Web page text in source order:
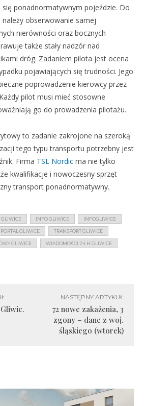
ponadnormatywnym pojeździe. Do
należy obserwowanie samej
nierówności oraz bocznych
także stały nadzór nad
dróg. Zadaniem pilota jest ocena
pojawiających się trudności. Jego
poprowadzenie kierowcy przez
pilot musi mieć stosowne
go do prowadzenia pilotażu.
to zadanie zakrojone na szeroką
tego typu transportu potrzebny jest
Firma TSL Nordic ma nie tylko
kwalifikacje i nowoczesny sprzęt
transport ponadnormatywny.
GLIWICE INFO GLIWICE INFOGLIWICE
PORTAL GLIWICE TRANSPORT GLIWICE
GLIWICE WIADOMOŚCI 24 H GLIWICE
NASTĘPNY ARTYKUŁ
72 nowe zakażenia, 3
zgony – dane z woj.
śląskiego (wtorek)